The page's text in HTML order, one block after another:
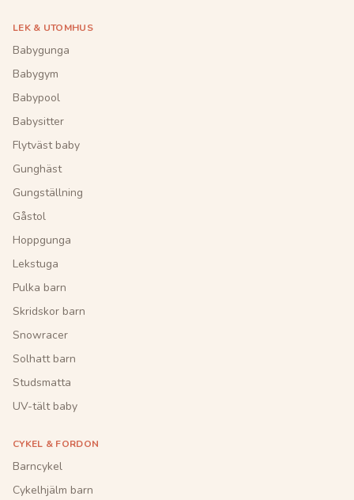
LEK & UTOMHUS
Babygunga
Babygym
Babypool
Babysitter
Flytväst baby
Gunghäst
Gungställning
Gåstol
Hoppgunga
Lekstuga
Pulka barn
Skridskor barn
Snowracer
Solhatt barn
Studsmatta
UV-tält baby
CYKEL & FORDON
Barncykel
Cykelhjälm barn